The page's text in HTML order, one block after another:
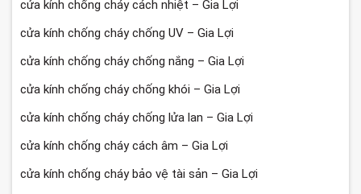
cửa kính chống cháy cách nhiệt – Gia Lợi
cửa kính chống cháy chống UV – Gia Lợi
cửa kính chống cháy chống nắng – Gia Lợi
cửa kính chống cháy chống khói – Gia Lợi
cửa kính chống cháy chống lửa lan – Gia Lợi
cửa kính chống cháy cách âm – Gia Lợi
cửa kính chống cháy bảo vệ tài sản – Gia Lợi